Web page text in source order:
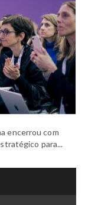
encerrou com
para...